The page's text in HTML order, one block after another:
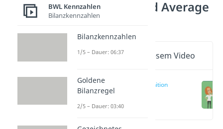
WACC (Weighted Average
Cost of Capital)
Wichtige Inhalte in diesem Video
WACC Definition
(00:12)
BWL Kennzahlen
Bilanzkennzahlen
Bilanzkennzahlen
1/5 – Dauer: 06:37
Goldene
Bilanzregel
2/5 – Dauer: 03:40